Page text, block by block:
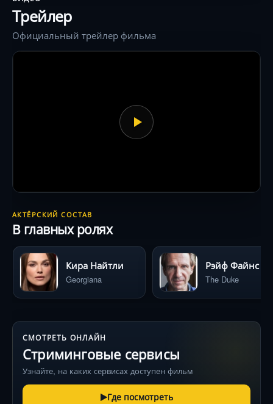
Трейлер
Официальный трейлер фильма
АКТЁРСКИЙ СОСТАВ
В главных ролях
Кира Найтли
Georgiana
Рэйф Файнс
The Duke
СМОТРЕТЬ ОНЛАЙН
Стриминговые сервисы
Узнайте, на каких сервисах доступен фильм
Где посмотреть